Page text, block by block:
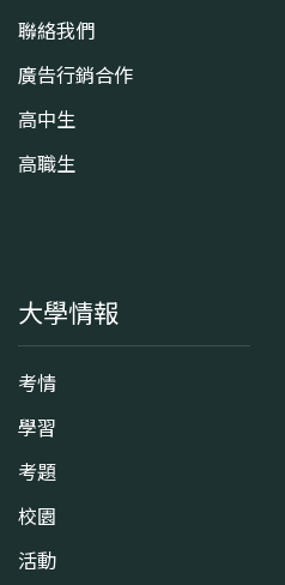
聯絡我們
廣告行銷合作
高中生
高職生
大學情報
考情
學習
考題
校園
活動